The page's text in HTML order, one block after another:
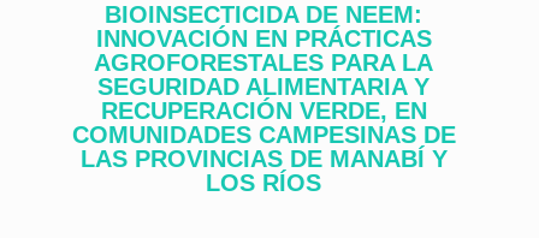
BIOINSECTICIDA DE NEEM:
INNOVACIÓN EN PRÁCTICAS
AGROFORESTALES PARA LA
SEGURIDAD ALIMENTARIA Y
RECUPERACIÓN VERDE, EN
COMUNIDADES CAMPESINAS DE
LAS PROVINCIAS DE MANABÍ Y
LOS RÍOS